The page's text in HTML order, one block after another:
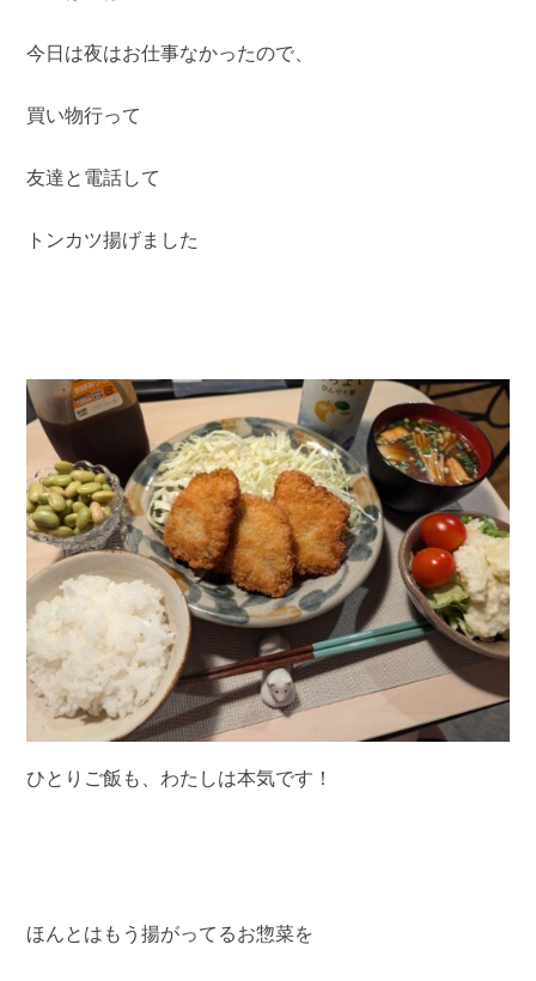
今日は夜はお仕事なかったので、
買い物行って
友達と電話して
トンカツ揚げました
ひとりご飯も、わたしは本気です！
ほんとはもう揚がってるお惣菜を